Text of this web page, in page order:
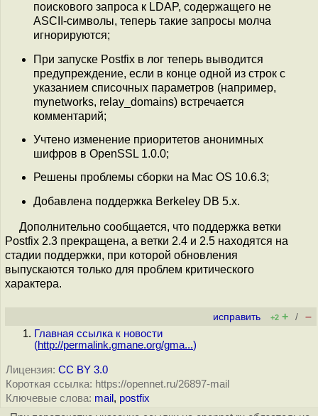
поискового запроса к LDAP, содержащего не
ASCII-символы, теперь такие запросы молча
игнорируются;
При запуске Postfix в лог теперь выводится
предупреждение, если в конце одной из строк с
указанием списочных параметров (например,
mynetworks, relay_domains) встречается
комментарий;
Учтено изменение приоритетов анонимных
шифров в OpenSSL 1.0.0;
Решены проблемы сборки на Mac OS 10.6.3;
Добавлена поддержка Berkeley DB 5.x.
Дополнительно сообщается, что поддержка ветки
Postfix 2.3 прекращена, а ветки 2.4 и 2.5 находятся на
стадии поддержки, при которой обновления
выпускаются только для проблем критического
характера.
исправить +2 + / –
Главная ссылка к новости
(http://permalink.gmane.org/gma...)
Лицензия: CC BY 3.0
Короткая ссылка: https://opennet.ru/26897-mail
Ключевые слова: mail , postfix